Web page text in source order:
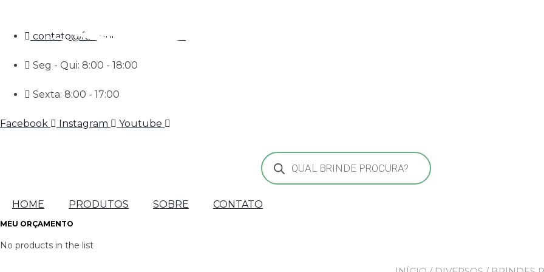
contato@falconibrindes.com.br
Seg - Qui: 8:00 - 18:00
Sexta: 8:00 - 17:00
Facebook Instagram Youtube
Pesquisar
produtos
HOME PRODUTOS SOBRE CONTATO
MEU ORÇAMENTO
No products in the list